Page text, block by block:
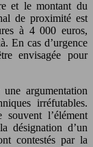
et le montant du
de proximité est
à 4 000 euros,
En cas d’urgence
envisagée pour
argumentation
irréfutables.
souvent l’élément
désignation d’un
contestés par la